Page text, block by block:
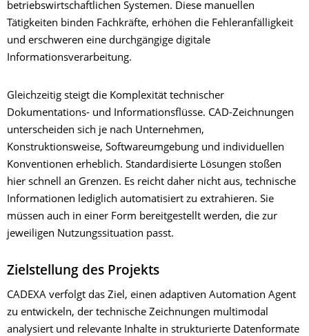
betriebswirtschaftlichen Systemen. Diese manuellen
Tätigkeiten binden Fachkräfte, erhöhen die Fehleranfälligkeit
und erschweren eine durchgängige digitale
Informationsverarbeitung.
Gleichzeitig steigt die Komplexität technischer
Dokumentations- und Informationsflüsse. CAD-Zeichnungen
unterscheiden sich je nach Unternehmen,
Konstruktionsweise, Softwareumgebung und individuellen
Konventionen erheblich. Standardisierte Lösungen stoßen
hier schnell an Grenzen. Es reicht daher nicht aus, technische
Informationen lediglich automatisiert zu extrahieren. Sie
müssen auch in einer Form bereitgestellt werden, die zur
jeweiligen Nutzungssituation passt.
Zielstellung des Projekts
CADEXA verfolgt das Ziel, einen adaptiven Automation Agent
zu entwickeln, der technische Zeichnungen multimodal
analysiert und relevante Inhalte in strukturierte Datenformate